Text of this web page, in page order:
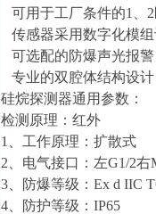
可用于工厂条件的1、
传感器采用数字化模
可选配的防爆声光报
专业的双腔体结构设
硅烷探测器通用参数：
检测原理：红外
1、工作原理：扩散式
2、电气接口：左G1/2右
3、防爆等级：Ex d IIC
4、防护等级：IP65